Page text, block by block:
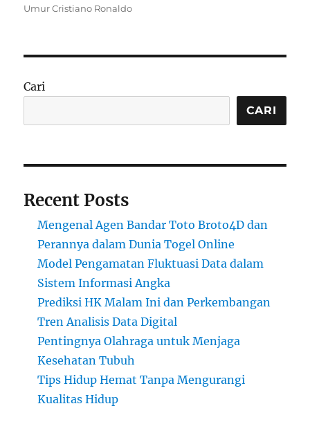
Umur Cristiano Ronaldo
Cari
CARI
Recent Posts
Mengenal Agen Bandar Toto Broto4D dan
Perannya dalam Dunia Togel Online
Model Pengamatan Fluktuasi Data dalam
Sistem Informasi Angka
Prediksi HK Malam Ini dan Perkembangan
Tren Analisis Data Digital
Pentingnya Olahraga untuk Menjaga
Kesehatan Tubuh
Tips Hidup Hemat Tanpa Mengurangi
Kualitas Hidup